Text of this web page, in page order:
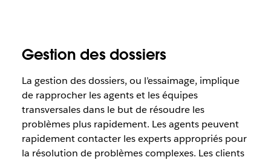
Gestion des dossiers
La gestion des dossiers, ou l’essaimage, implique
de rapprocher les agents et les équipes
transversales dans le but de résoudre les
problèmes plus rapidement. Les agents peuvent
rapidement contacter les experts appropriés pour
la résolution de problèmes complexes. Les clients